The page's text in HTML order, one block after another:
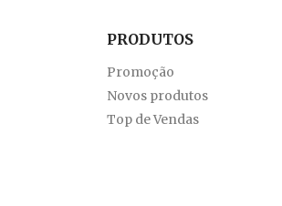
PRODUTOS
Promoção
Novos produtos
Top de Vendas